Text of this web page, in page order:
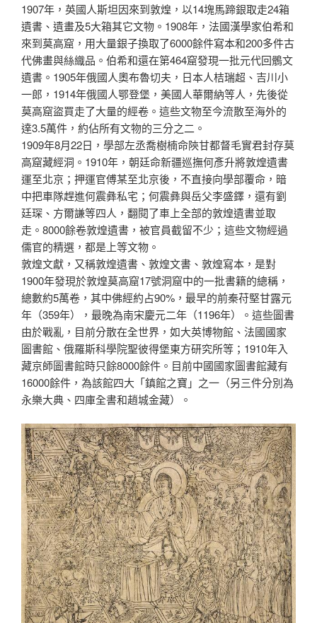
1907年，英國人斯坦因來到敦煌，以14塊馬蹄銀取走24箱
遺書、遺畫及5大箱其它文物。1908年，法國漢學家伯希和
來到莫高窟，用大量銀子換取了6000餘件寫本和200多件古
代佛畫與絲織品。伯希和還在第464窟發現一批元代回鶻文
遺書。1905年俄國人奧布魯切夫，日本人桔瑞超、吉川小
一郎，1914年俄國人鄂登堡，美國人華爾納等人，先後從
莫高窟盜買走了大量的經卷。這些文物至今流散至海外的
達3.5萬件，約佔所有文物的三分之二。
1909年8月22日，學部左丞喬樹楠命陝甘都督毛實君封存莫
高窟藏經洞。1910年，朝廷命新疆巡撫何彥升將敦煌遺書
運至北京；押運官傅某至北京後，不直接向學部覆命，暗
中把車隊趕進何震彝私宅；何震彝與岳父李盛鐸，還有劉
廷琛、方爾謙等四人，翻閱了車上全部的敦煌遺書並取
走。8000餘卷敦煌遺書，被官員截留不少；這些文物經過
儒官的精選，都是上等文物。
敦煌文獻，又稱敦煌遺書、敦煌文書、敦煌寫本，是對
1900年發現於敦煌莫高窟17號洞窟中的一批書籍的總稱，
總數約5萬卷，其中佛經約占90%，最早的前秦苻堅甘露元
年（359年），最晚為南宋慶元二年（1196年）。這些圖書
由於戰亂，目前分散在全世界，如大英博物館、法國國家
圖書館、俄羅斯科學院聖彼得堡東方研究所等；1910年入
藏京師圖書館時只餘8000餘件。目前中國國家圖書館藏有
16000餘件，為該館四大「鎮館之寶」之一（另三件分別為
永樂大典、四庫全書和趙城金藏）。